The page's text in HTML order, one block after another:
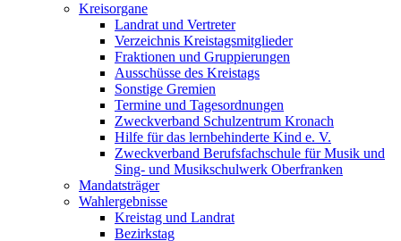
Kreisorgane
Landrat und Vertreter
Verzeichnis Kreistagsmitglieder
Fraktionen und Gruppierungen
Ausschüsse des Kreistags
Sonstige Gremien
Termine und Tagesordnungen
Zweckverband Schulzentrum Kronach
Hilfe für das lernbehinderte Kind e. V.
Zweckverband Berufsfachschule für Musik und
Sing- und Musikschulwerk Oberfranken
Mandatsträger
Wahlergebnisse
Kreistag und Landrat
Bezirkstag